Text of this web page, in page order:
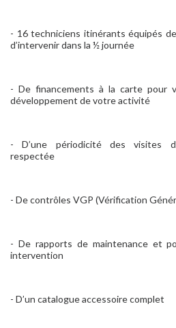
- 16 techniciens itinérants équipés
d’intervenir dans la ½ journée
- De financements à la carte pour
développement de votre activité
- D’une périodicité des visites
respectée
- De contrôles VGP (Vérification
- De rapports de maintenance et
intervention
- D’un catalogue accessoire complet